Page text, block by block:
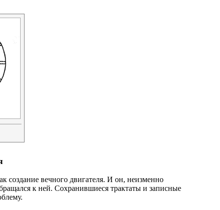
создание вечного двигателя. И он, неизменно
к ней. Сохранившиеся трактаты и записные